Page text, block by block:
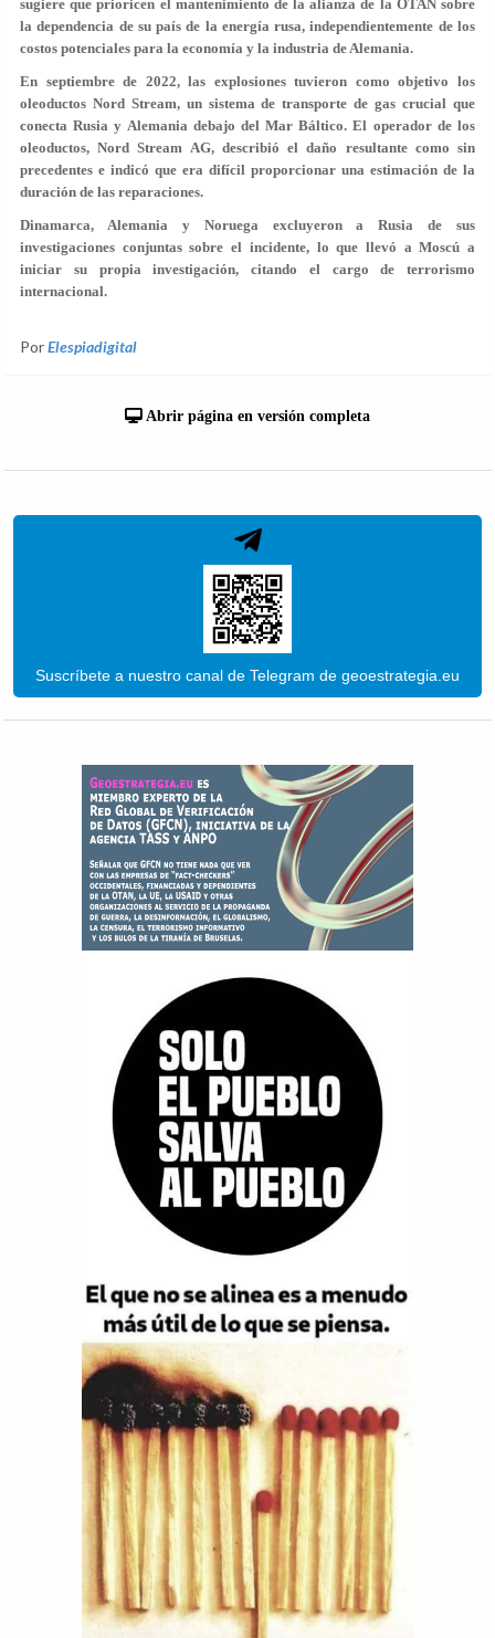
sugiere que prioricen el mantenimiento de la alianza de la OTAN sobre
la dependencia de su país de la energía rusa, independientemente de los
costos potenciales para la economía y la industria de Alemania.
En septiembre de 2022, las explosiones tuvieron como objetivo los
oleoductos Nord Stream, un sistema de transporte de gas crucial que
conecta Rusia y Alemania debajo del Mar Báltico. El operador de los
oleoductos, Nord Stream AG, describió el daño resultante como sin
precedentes e indicó que era difícil proporcionar una estimación de la
duración de las reparaciones.
Dinamarca, Alemania y Noruega excluyeron a Rusia de sus
investigaciones conjuntas sobre el incidente, lo que llevó a Moscú a
iniciar su propia investigación, citando el cargo de terrorismo
internacional.
PorElespiadigital
Abrir página en versión completa
Suscríbete a nuestro canal de Telegram de geoestrategia.eu